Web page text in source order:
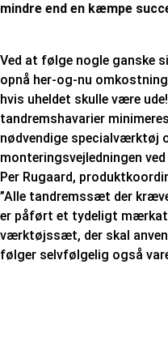
mindre end en kæmpe
Ved at følge nogle ganske
opnå her-og-nu
hvis uheldet skulle være
tandremshavarier
nødvendige specialværktøj
monteringsvejledningen
Per Rugaard,
”Alle tandremssæt der
er påført et tydeligt
værktøjssæt, der skal
følger selvfølgelig også